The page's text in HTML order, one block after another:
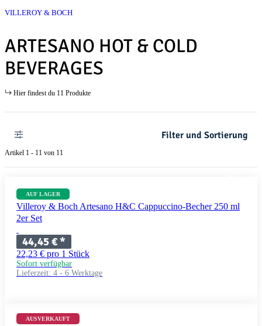
VILLEROY & BOCH
ARTESANO HOT & COLD
BEVERAGES
Hier findest du 11 Produkte
Filter und Sortierung
Artikel 1 - 11 von 11
AUF LAGER
Villeroy & Boch Artesano H&C Cappuccino-Becher 250 ml
2er Set
44,45 €*
22,23 € pro 1 Stück
Sofort verfügbar
Lieferzeit: 4 - 6 Werktage
AUSVERKAUFT